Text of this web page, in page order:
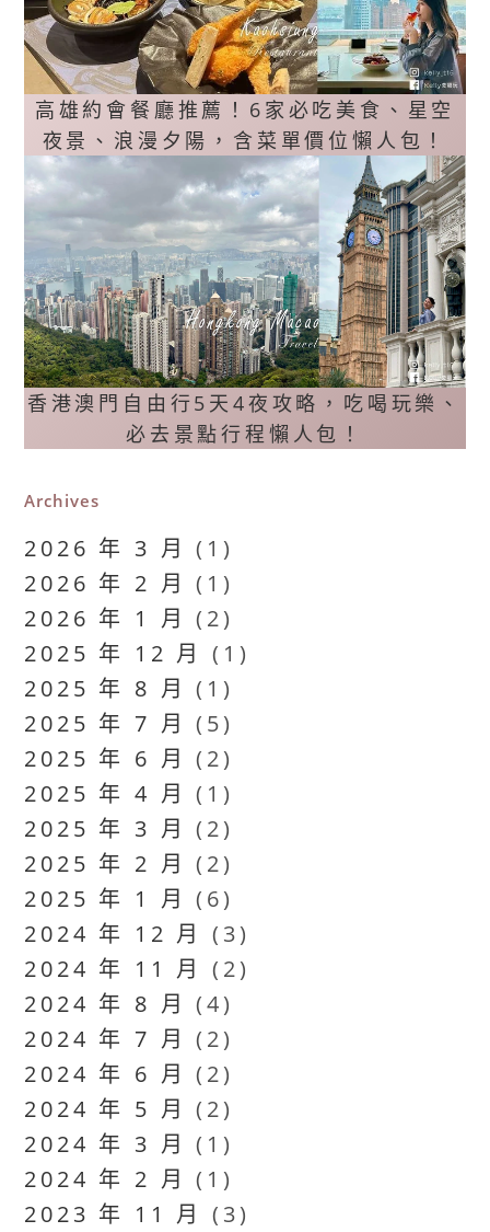
高雄約會餐廳推薦！6家必吃美食、星空
夜景、浪漫夕陽，含菜單價位懶人包！
香港澳門自由行5天4夜攻略，吃喝玩樂、
必去景點行程懶人包！
Archives
2026 年 3 月 (1)
2026 年 2 月 (1)
2026 年 1 月 (2)
2025 年 12 月 (1)
2025 年 8 月 (1)
2025 年 7 月 (5)
2025 年 6 月 (2)
2025 年 4 月 (1)
2025 年 3 月 (2)
2025 年 2 月 (2)
2025 年 1 月 (6)
2024 年 12 月 (3)
2024 年 11 月 (2)
2024 年 8 月 (4)
2024 年 7 月 (2)
2024 年 6 月 (2)
2024 年 5 月 (2)
2024 年 3 月 (1)
2024 年 2 月 (1)
2023 年 11 月 (3)